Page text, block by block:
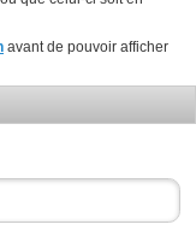
avant de pouvoir afficher